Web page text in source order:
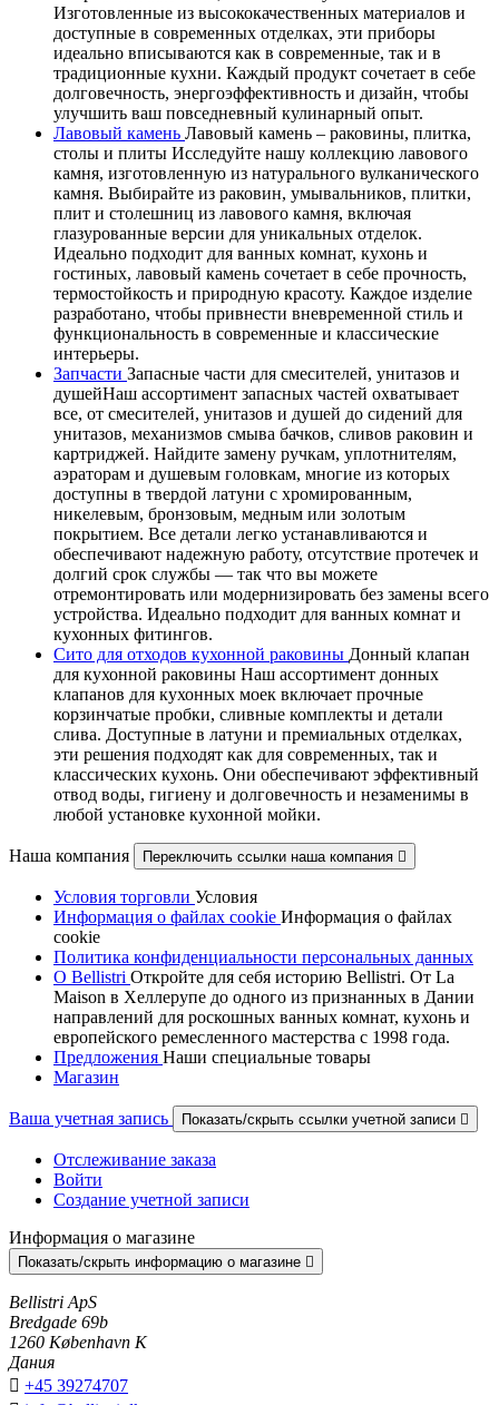
Изготовленные из высококачественных материалов и
доступные в современных отделках, эти приборы
идеально вписываются как в современные, так и в
традиционные кухни. Каждый продукт сочетает в себе
долговечность, энергоэффективность и дизайн, чтобы
улучшить ваш повседневный кулинарный опыт.
Лавовый камень Лавовый камень – раковины, плитка,
столы и плиты Исследуйте нашу коллекцию лавового
камня, изготовленную из натурального вулканического
камня. Выбирайте из раковин, умывальников, плитки,
плит и столешниц из лавового камня, включая
глазурованные версии для уникальных отделок.
Идеально подходит для ванных комнат, кухонь и
гостиных, лавовый камень сочетает в себе прочность,
термостойкость и природную красоту. Каждое изделие
разработано, чтобы привнести вневременной стиль и
функциональность в современные и классические
интерьеры.
Запчасти Запасные части для смесителей, унитазов и
душейНаш ассортимент запасных частей охватывает
все, от смесителей, унитазов и душей до сидений для
унитазов, механизмов смыва бачков, сливов раковин и
картриджей. Найдите замену ручкам, уплотнителям,
аэраторам и душевым головкам, многие из которых
доступны в твердой латуни с хромированным,
никелевым, бронзовым, медным или золотым
покрытием. Все детали легко устанавливаются и
обеспечивают надежную работу, отсутствие протечек и
долгий срок службы — так что вы можете
отремонтировать или модернизировать без замены всего
устройства. Идеально подходит для ванных комнат и
кухонных фитингов.
Сито для отходов кухонной раковины Донный клапан
для кухонной раковины Наш ассортимент донных
клапанов для кухонных моек включает прочные
корзинчатые пробки, сливные комплекты и детали
слива. Доступные в латуни и премиальных отделках,
эти решения подходят как для современных, так и
классических кухонь. Они обеспечивают эффективный
отвод воды, гигиену и долговечность и незаменимы в
любой установке кухонной мойки.
Наша компания Переключить ссылки наша компания 
Условия торговли Условия
Информация о файлах cookie Информация о файлах
cookie
Политика конфиденциальности персональных данных
О Bellistri Откройте для себя историю Bellistri. От La
Maison в Хеллерупе до одного из признанных в Дании
направлений для роскошных ванных комнат, кухонь и
европейского ремесленного мастерства с 1998 года.
Предложения Наши специальные товары
Магазин
Ваша учетная запись Показать/скрыть ссылки учетной записи 
Отслеживание заказа
Войти
Создание учетной записи
Информация о магазине
Показать/скрыть информацию о магазине 
Bellistri ApS
Bredgade 69b
1260 København K
Дания
 +45 39274707